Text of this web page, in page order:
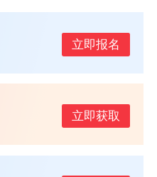
立即报名
立即获取